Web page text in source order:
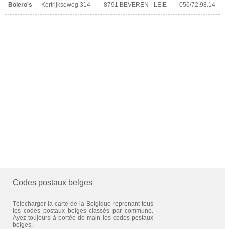
Bolero's Kortrijkseweg 314 8791 BEVEREN - LEIE 056/72.98.14
Codes postaux belges
Télécharger la carte de la Belgique reprenant tous
les codes postaux belges classés par commune.
Ayez toujours à portée de main les codes postaux
belges.